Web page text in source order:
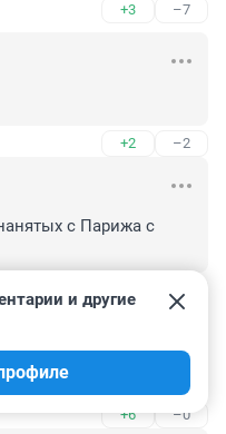
+3 –7
+2 –2
с Парижа с
–0
+6 –0
и другие